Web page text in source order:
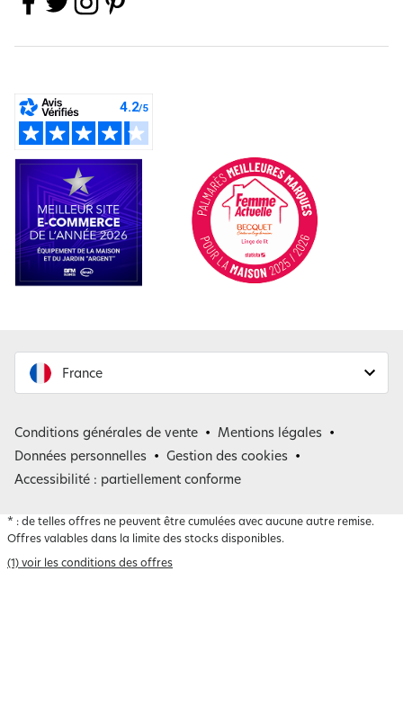
France
Belgique
Conditions générales de vente
Mentions légales
Données personnelles
Gestion des cookies
Accessibilité : partiellement conforme
* : de telles offres ne peuvent être cumulées avec aucune autre remise.
Offres valables dans la limite des stocks disponibles.
(1) voir les conditions des offres